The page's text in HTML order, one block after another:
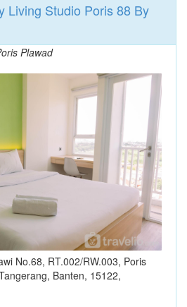
Living Studio Poris 88 By
Plawad
No.68, RT.002/RW.003, Poris
Banten, 15122,